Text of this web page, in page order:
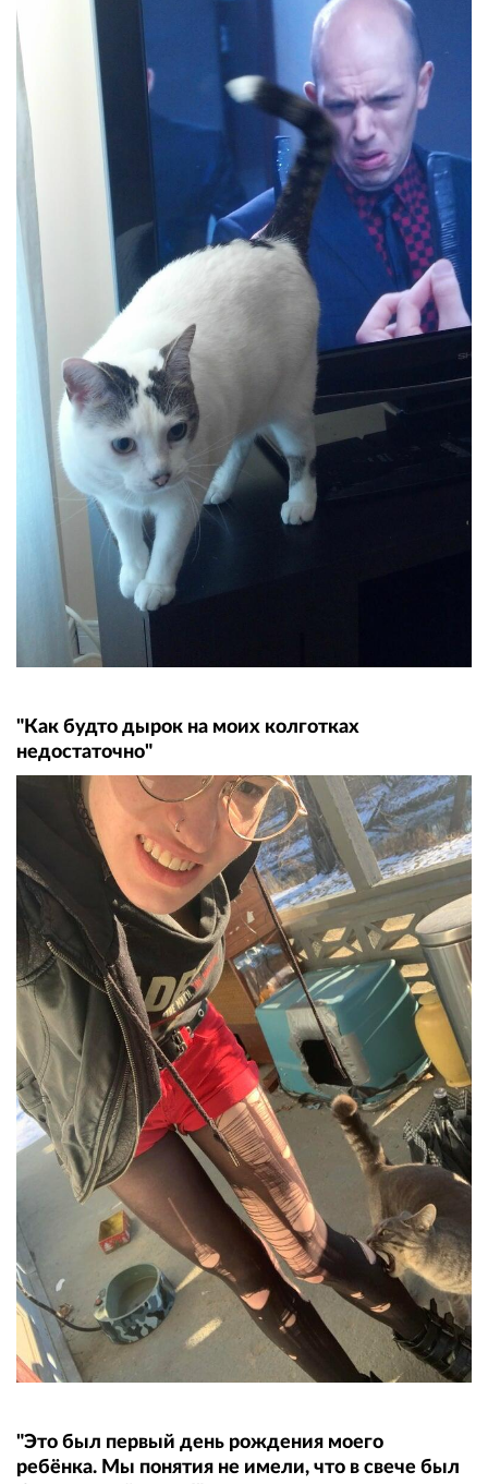
"Как будто дырок на моих колготках
недостаточно"
"Это был первый день рождения моего
ребёнка. Мы понятия не имели, что в свече был